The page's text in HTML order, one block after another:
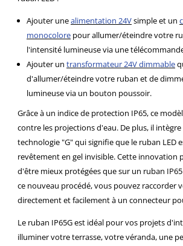
Ajouter unealimentation 24Vsimple et un
monocolore pour allumer/éteindre votre
l'intensité lumineuse via une
Ajouter un transformateur 24V dimmable
d'allumer/éteindre votre ruban et de
lumineuse via un bouton poussoir.
Grâce à un indice de protection IP65, ce
contre les projections d'eau. De plus, il
technologie "G" qui signifie que le ruban LED
revêtement en gel invisible. Cette innovation
d'être mieux protégées que sur un ruban IP65
ce nouveau procédé, vous pouvez raccorder
directement et facilement à un connecteur
Le ruban IP65G est idéal pour vos projets
illuminer votre terrasse, votre véranda, une